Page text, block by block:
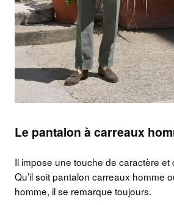
Le pantalon à carreaux
Il impose une touche de caractère et
Qu’il soit pantalon carreaux homme
homme, il se remarque toujours.